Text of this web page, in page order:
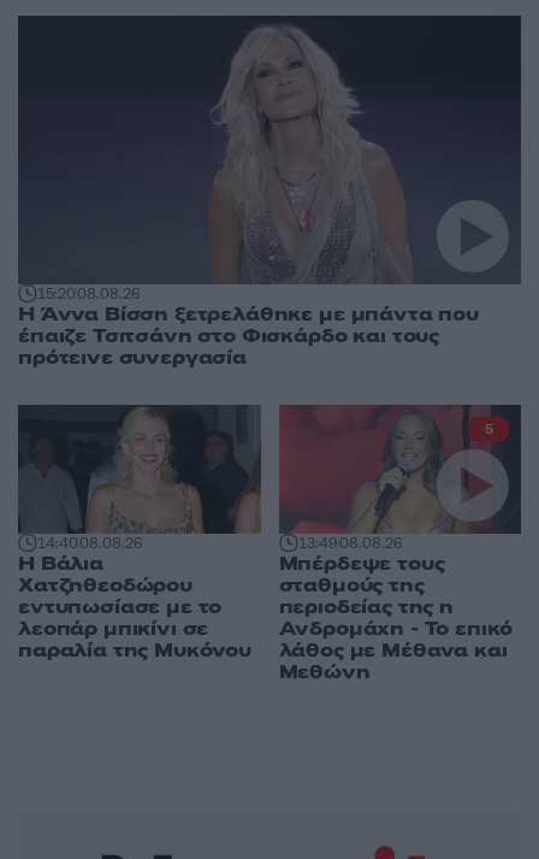
15:2008.08.26
Η Άννα Βίσση ξετρελάθηκε με μπάντα που
έπαιζε Τσιτσάνη στο Φισκάρδο και τους
πρότεινε συνεργασία
14:4008.08.26
Η Βάλια
Χατζηθεοδώρου
εντυπωσίασε με το
λεοπάρ μπικίνι σε
παραλία της Μυκόνου
13:4908.08.26
Μπέρδεψε τους
σταθμούς της
περιοδείας της η
Ανδρομάχη - Το επικό
λάθος με Μέθανα και
Μεθώνη
5